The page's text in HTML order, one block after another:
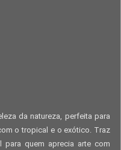
da natureza, perfeita para
o tropical e o exótico. Traz
para quem aprecia arte com